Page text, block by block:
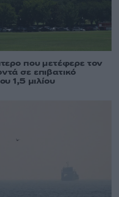
που μετέφερε τον
σε επιβατικό
1,5 μιλίου